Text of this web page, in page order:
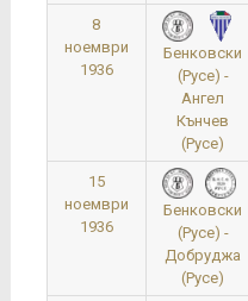
8
ноември
1936
Бенковски
(Русе) -
Ангел
Кънчев
(Русе)
15
ноември
1936
Бенковски
(Русе) -
Добруджа
(Русе)